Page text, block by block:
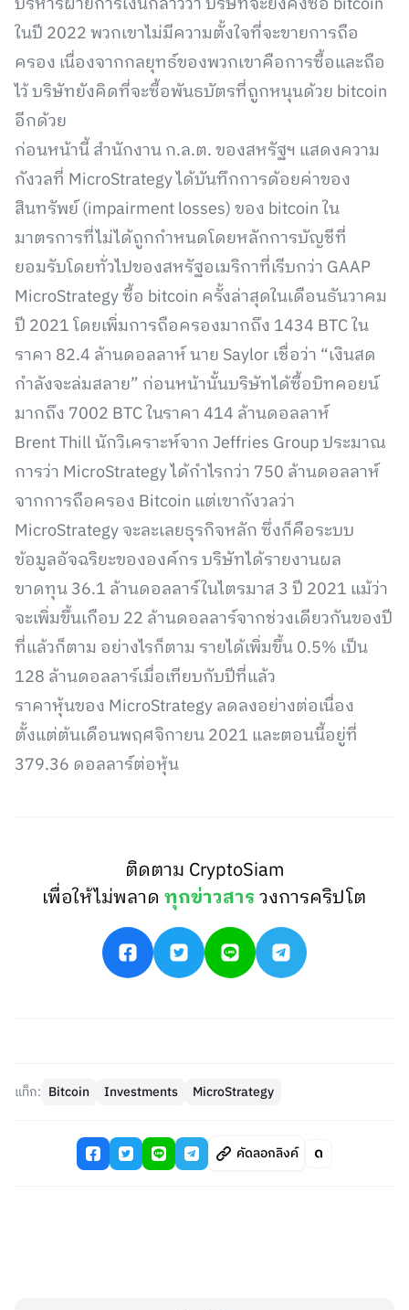
ในปี 2022 พวกเขาไม่มีความตั้งใจที่จะขายการถือ
ครอง เนื่องจากกลยุทธ์ของพวกเขาคือการซื้อและถือ
ไว้ บริษัทยังคิดที่จะซื้อพันธบัตรที่ถูกหนุนด้วย bitcoin
อีกด้วย
ก่อนหน้านี้ สำนักงาน ก.ล.ต. ของสหรัฐฯ แสดงความ
กังวลที่ MicroStrategy ได้บันทึกการด้อยค่าของ
สินทรัพย์ (impairment losses) ของ bitcoin ใน
มาตรการที่ไม่ได้ถูกกำหนดโดยหลักการบัญชีที่
ยอมรับโดยทั่วไปของสหรัฐอเมริกาที่เรีบกว่า GAAP
MicroStrategy ซื้อ bitcoin ครั้งล่าสุดในเดือนธันวาคม
ปี 2021 โดยเพิ่มการถือครองมากถึง 1434 BTC ใน
ราคา 82.4 ล้านดอลลาห์ นาย Saylor เชื่อว่า “เงินสด
กำลังจะล่มสลาย” ก่อนหน้านั้นบริษัทได้ซื้อบิทคอยน์
มากถึง 7002 BTC ในราคา 414 ล้านดอลลาห์
Brent Thill นักวิเคราะห์จาก Jeffries Group ประมาณ
การว่า MicroStrategy ได้กำไรกว่า 750 ล้านดอลลาห์
จากการถือครอง Bitcoin แต่เขากังวลว่า
MicroStrategy จะละเลยธุรกิจหลัก ซึ่งก็คือระบบ
ข้อมูลอัจฉริยะขององค์กร บริษัทได้รายงานผล
ขาดทุน 36.1 ล้านดอลลาร์ในไตรมาส 3 ปี 2021 แม้ว่า
จะเพิ่มขึ้นเกือบ 22 ล้านดอลลาร์จากช่วงเดียวกันของปี
ที่แล้วก็ตาม อย่างไรก็ตาม รายได้เพิ่มขึ้น 0.5% เป็น
128 ล้านดอลลาร์เมื่อเทียบกับปีที่แล้ว
ราคาหุ้นของ MicroStrategy ลดลงอย่างต่อเนื่อง
ตั้งแต่ต้นเดือนพฤศจิกายน 2021 และตอนนี้อยู่ที่
379.36 ดอลลาร์ต่อหุ้น
ติดตาม CryptoSiam
เพื่อให้ไม่พลาดทุกข่าวสารวงการคริปโต
แท็ก: Bitcoin Investments MicroStrategy
คัดลอกลิงค์